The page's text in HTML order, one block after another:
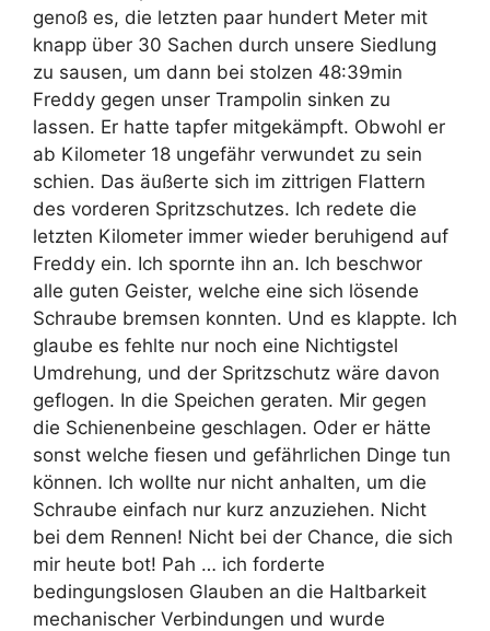
genoß es, die letzten paar hundert Meter mit
knapp über 30 Sachen durch unsere Siedlung
zu sausen, um dann bei stolzen 48:39min
Freddy gegen unser Trampolin sinken zu
lassen. Er hatte tapfer mitgekämpft. Obwohl er
ab Kilometer 18 ungefähr verwundet zu sein
schien. Das äußerte sich im zittrigen Flattern
des vorderen Spritzschutzes. Ich redete die
letzten Kilometer immer wieder beruhigend auf
Freddy ein. Ich spornte ihn an. Ich beschwor
alle guten Geister, welche eine sich lösende
Schraube bremsen konnten. Und es klappte. Ich
glaube es fehlte nur noch eine Nichtigstel
Umdrehung, und der Spritzschutz wäre davon
geflogen. In die Speichen geraten. Mir gegen
die Schienenbeine geschlagen. Oder er hätte
sonst welche fiesen und gefährlichen Dinge tun
können. Ich wollte nur nicht anhalten, um die
Schraube einfach nur kurz anzuziehen. Nicht
bei dem Rennen! Nicht bei der Chance, die sich
mir heute bot! Pah … ich forderte
bedingungslosen Glauben an die Haltbarkeit
mechanischer Verbindungen und wurde